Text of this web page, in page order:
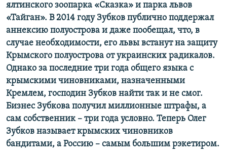
ялтинского зоопарка «Сказка» и парка львов
«Тайган». В 2014 году Зубков публично поддержал
аннексию полуострова и даже пообещал, что, в
случае необходимости, его львы встанут на защиту
Крымского полуострова от украинских радикалов.
Однако за последние три года общего языка с
крымскими чиновниками, назначенными
Кремлем, господин Зубков найти так и не смог.
Бизнес Зубкова получил миллионные штрафы, а
сам собственник – три года условно. Теперь Олег
Зубков называет крымских чиновников
бандитами, а Россию – самым большим рэкетиром.